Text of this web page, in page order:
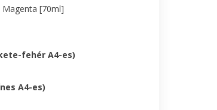
Magenta [70ml]
fehér A4-es)
A4-es)